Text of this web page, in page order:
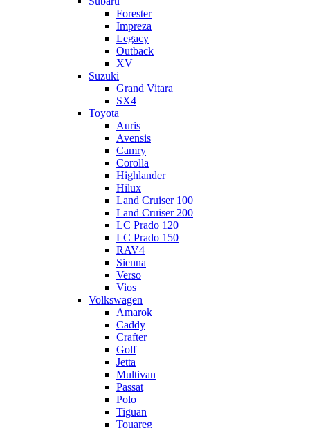
Forester
Impreza
Legacy
Outback
XV
Suzuki
Grand Vitara
SX4
Toyota
Auris
Avensis
Camry
Corolla
Highlander
Hilux
Land Cruiser 100
Land Cruiser 200
LC Prado 120
LC Prado 150
RAV4
Sienna
Verso
Vios
Volkswagen
Amarok
Caddy
Crafter
Golf
Jetta
Multivan
Passat
Polo
Tiguan
Touareg